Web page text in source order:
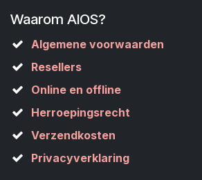
Waarom AIOS?
Algemene voorwaarden
Resellers
Online en offline
Herroepingsrecht
Verzendkosten
Privacyverklaring